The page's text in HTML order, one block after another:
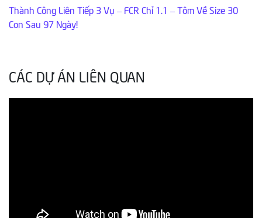
Thành Công Liên Tiếp 3 Vụ – FCR Chỉ 1.1 – Tôm Về Size 30
Con Sau 97 Ngày!
CÁC DỰ ÁN LIÊN QUAN